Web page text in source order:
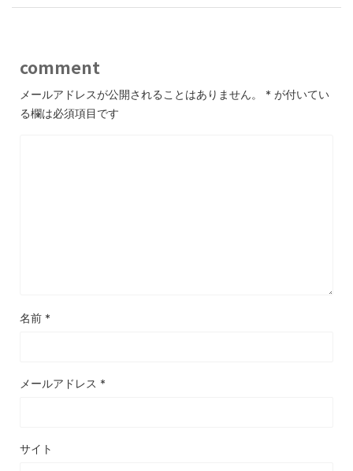
k
comment
メールアドレスが公開されることはありません。 * が付いてい
る欄は必須項目です
名前 *
メールアドレス *
サイト